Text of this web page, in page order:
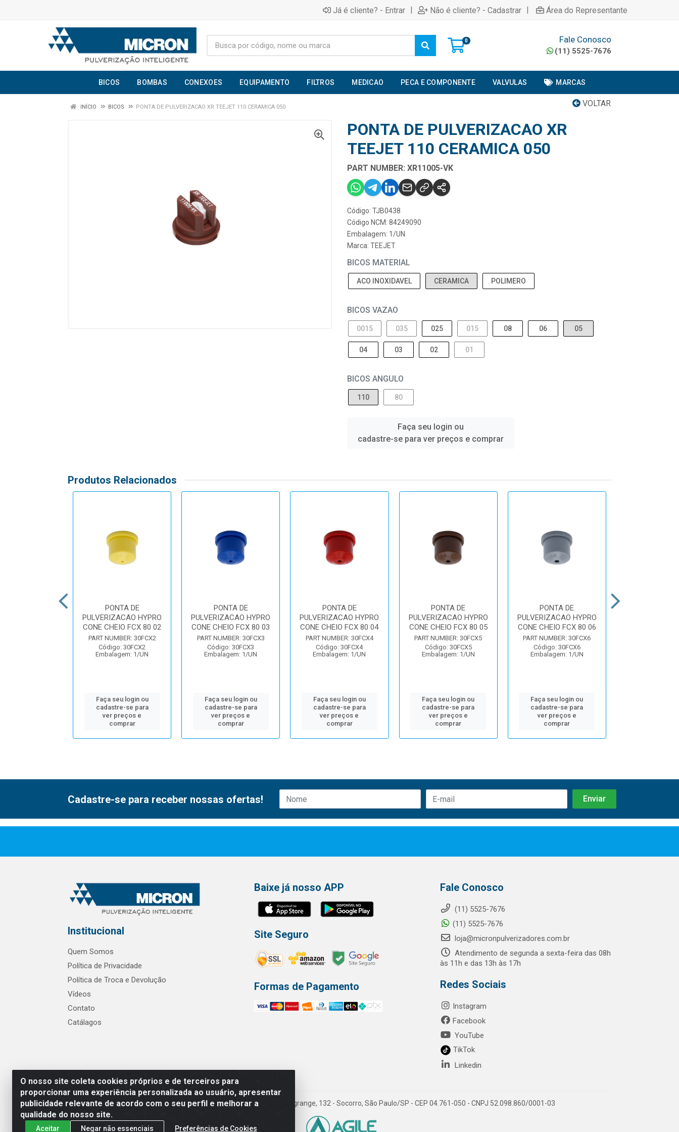
Já é cliente? - Entrar | Não é cliente? - Cadastrar | Área do Representante
0 Fale Conosco
(11) 5525-7676
BICOS BOMBAS CONEXOES EQUIPAMENTO FILTROS MEDICAO PECA E COMPONENTE VALVULAS MARCAS
VOLTAR
INÍCIO BICOS PONTA DE PULVERIZACAO XR TEEJET 110 CERAMICA 050
PONTA DE PULVERIZACAO XR
TEEJET 110 CERAMICA 050
PART NUMBER: XR11005-VK
Código: TJB0438
Código NCM: 84249090
Embalagem: 1/UN
Marca: TEEJET
BICOS MATERIAL
ACO INOXIDAVEL CERAMICA POLIMERO
BICOS VAZAO
0015 035 025 015 08 06 05
04 03 02 01
BICOS ANGULO
110 80
Faça seu login ou
cadastre-se para ver preços e comprar
Produtos Relacionados
PONTA DE
PULVERIZACAO HYPRO
CONE CHEIO FCX 80 02
PART NUMBER: 30FCX2
Código: 30FCX2
Embalagem: 1/UN
Faça seu login ou
cadastre-se para
ver preços e
comprar
PONTA DE
PULVERIZACAO HYPRO
CONE CHEIO FCX 80 03
PART NUMBER: 30FCX3
Código: 30FCX3
Embalagem: 1/UN
Faça seu login ou
cadastre-se para
ver preços e
comprar
PONTA DE
PULVERIZACAO HYPRO
CONE CHEIO FCX 80 04
PART NUMBER: 30FCX4
Código: 30FCX4
Embalagem: 1/UN
Faça seu login ou
cadastre-se para
ver preços e
comprar
PONTA DE
PULVERIZACAO HYPRO
CONE CHEIO FCX 80 05
PART NUMBER: 30FCX5
Código: 30FCX5
Embalagem: 1/UN
Faça seu login ou
cadastre-se para
ver preços e
comprar
PONTA DE
PULVERIZACAO HYPRO
CONE CHEIO FCX 80 06
PART NUMBER: 30FCX6
Código: 30FCX6
Embalagem: 1/UN
Faça seu login ou
cadastre-se para
ver preços e
comprar
O nosso site coleta cookies próprios e de terceiros para
proporcionar uma experiência personalizada ao usuário, apresentar
publicidade relevante de acordo com o seu perfil e melhorar a
qualidade do nosso site.
Aceitar Negar não essenciais Preferências de Cookies
Cadastre-se para receber nossas ofertas!
Institucional
Quem Somos
Política de Privacidade
Política de Troca e Devolução
Vídeos
Contato
Catálagos
Baixe já nosso APP
Site Seguro
Formas de Pagamento
Fale Conosco
(11) 5525-7676
(11) 5525-7676
loja@micronpulverizadores.com.br
Atendimento de segunda a sexta-feira das 08h
às 11h e das 13h às 17h
Redes Sociais
Instagram
Facebook
YouTube
TikTok
Linkedin
Pulsar Tecnologia Industria e Comercio LTDA - Rua Lagrange, 132 - Socorro, São Paulo/SP - CEP 04.761-050 - CNPJ 52.098.860/0001-03